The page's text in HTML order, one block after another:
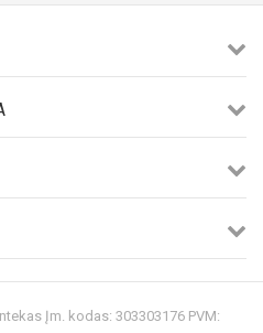
Įm. kodas: 303303176 PVM: